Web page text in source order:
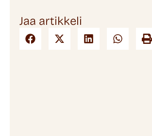
Jaa artikkeli